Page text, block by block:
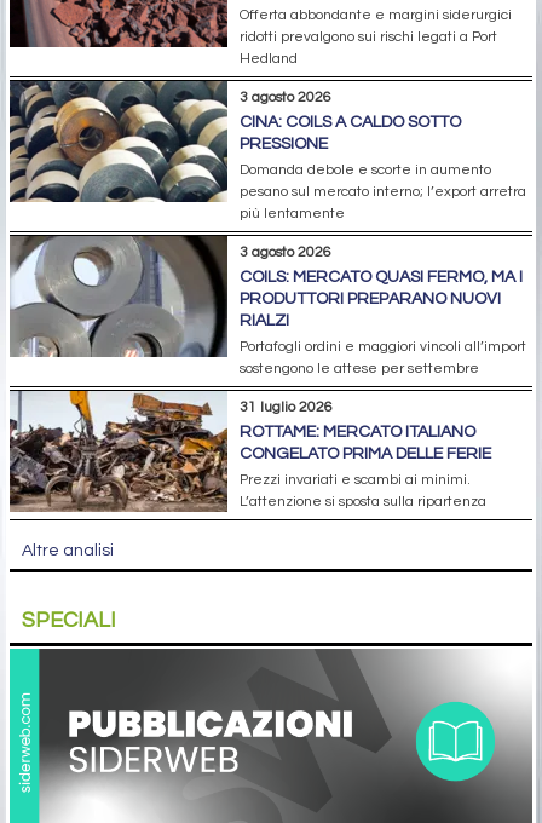
Offerta abbondante e margini siderurgici
ridotti prevalgono sui rischi legati a Port
Hedland
3 agosto 2026
CINA: COILS A CALDO SOTTO
PRESSIONE
Domanda debole e scorte in aumento
pesano sul mercato interno; l’export arretra
più lentamente
3 agosto 2026
COILS: MERCATO QUASI FERMO, MA I
PRODUTTORI PREPARANO NUOVI
RIALZI
Portafogli ordini e maggiori vincoli all’import
sostengono le attese per settembre
31 luglio 2026
ROTTAME: MERCATO ITALIANO
CONGELATO PRIMA DELLE FERIE
Prezzi invariati e scambi ai minimi.
L’attenzione si sposta sulla ripartenza
Altre analisi
SPECIALI